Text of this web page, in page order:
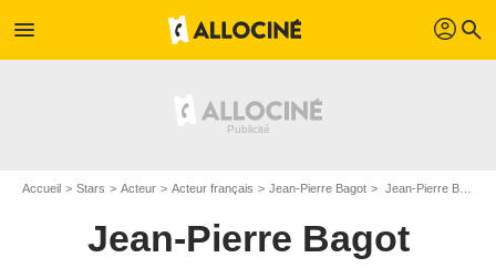
menu profil search
Accueil Stars Acteur Acteur français Jean-Pierre Bagot Jean-Pierre Bagot : Films et séries online
Jean-Pierre Bagot